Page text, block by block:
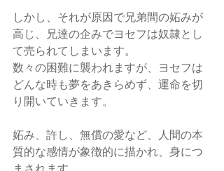
しかし、それが原因で兄弟間の妬みが
高じ、兄達の企みでヨセフは奴隷とし
て売られてしまいます。
数々の困難に襲われますが、ヨセフは
どんな時も夢をあきらめず、運命を切
り開いていきます。
妬み、許し、無償の愛など、人間の本
質的な感情が象徴的に描かれ、身につ
まされます。